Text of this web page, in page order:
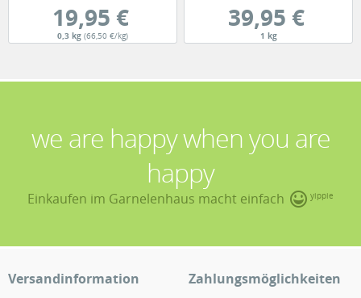
19,95 €
0,3 kg (66,50 €/kg)
39,95 €
1 kg
we are happy when you are
happy
Einkaufen im Garnelenhaus macht einfach yippie
Versandinformation Zahlungsmöglichkeiten